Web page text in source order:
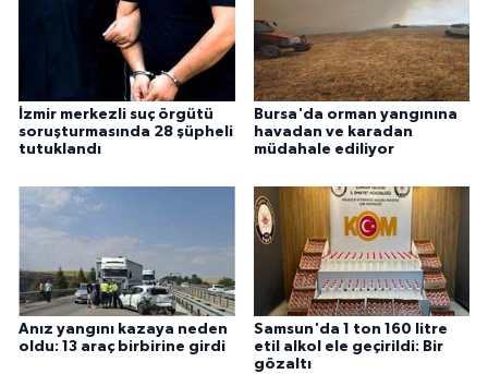
İzmir merkezli suç örgütü
soruşturmasında 28 şüpheli
tutuklandı
Bursa'da orman yangınına
havadan ve karadan
müdahale ediliyor
Anız yangını kazaya neden
oldu: 13 araç birbirine girdi
Samsun'da 1 ton 160 litre
etil alkol ele geçirildi: Bir
gözaltı